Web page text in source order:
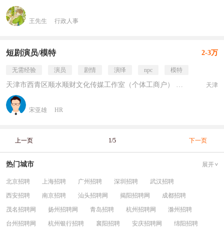
王先生 行政人事
短剧演员/模特 2-3万
无需经验 演员 剧情 演绎 npc 模特
天津市西青区顺水顺财文化传媒工作室（个体工商户） 民营 天津
宋亚雄 HR
上一页 1/5 下一页
热门城市 展开
北京招聘 上海招聘 广州招聘 深圳招聘
武汉招聘
西安招聘
南京招聘 汕头招聘网 揭阳招聘网
成都招聘
茂名招聘网
扬州招聘网 青岛招聘 杭州招聘网
滁州招聘
台州招聘网
杭州银行招聘 襄阳招聘 安庆招聘网 绵阳招聘